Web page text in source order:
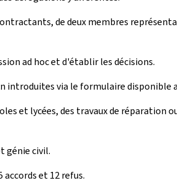
de deux membres
ad hoc et d'établir les décisions.
introduites via le formulaire disponible
et lycées, des travaux de réparation
génie civil.
et 12 refus.